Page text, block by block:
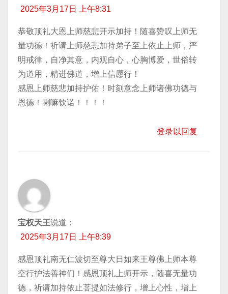
2025年3月17日 上午8:31
恭敬顶礼大恩上师慈悲开示加持！随喜赞叹上师无
量功德！祈请上师慈悲加持弟子至上依止上师，严
明戒律，自净其意，内观自心，心胸博爱，世俗转
为道用，精进佛道，增上信愿行！
感恩上师慈悲加持护佑！时刻意念上师诸佛功德与
恩德！喇嘛钦诺！！！！
登录以回复
宝权天王说道：
2025年3月17日 上午8:39
感恩顶礼南无仁波切至尊大日如来王尊佛上师本尊
空行护法善神们！感恩顶礼上师开示，随喜无量功
德，祈请加持依止菩提如法修行，增上心性，增上